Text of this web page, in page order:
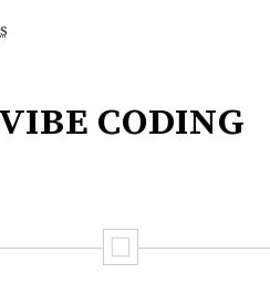
vibe coding